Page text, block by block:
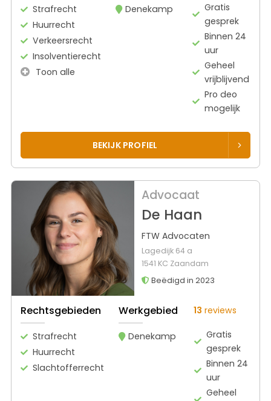
Strafrecht
Huurrecht
Verkeersrecht
Insolventierecht
Toon alle
Denekamp
Gratis
gesprek
Binnen 24
uur
Geheel
vrijblijvend
Pro deo
mogelijk
BEKIJK PROFIEL
Advocaat
De Haan
FTW Advocaten
Lagedijk 64 a
1541 KC Zaandam
Beëdigd in 2023
Rechtsgebieden
Strafrecht
Huurrecht
Slachtofferrecht
Werkgebied
Denekamp
13 reviews
Gratis
gesprek
Binnen 24
uur
Geheel